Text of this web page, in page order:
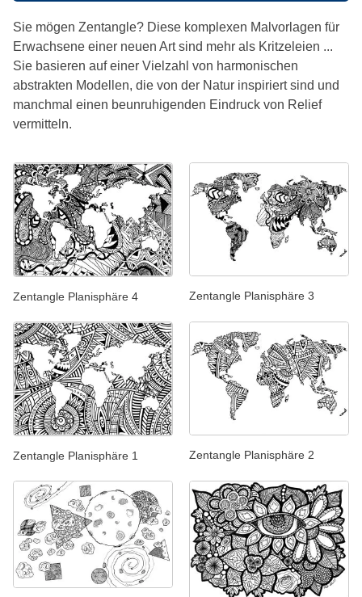
Sie mögen Zentangle? Diese komplexen Malvorlagen für
Erwachsene einer neuen Art sind mehr als Kritzeleien ...
Sie basieren auf einer Vielzahl von harmonischen
abstrakten Modellen, die von der Natur inspiriert sind und
manchmal einen beunruhigenden Eindruck von Relief
vermitteln.
Zentangle Planisphäre 4 Zentangle Planisphäre 3
Zentangle Planisphäre 1 Zentangle Planisphäre 2